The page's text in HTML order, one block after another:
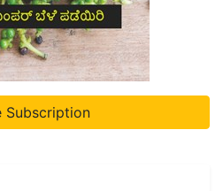
Subscription